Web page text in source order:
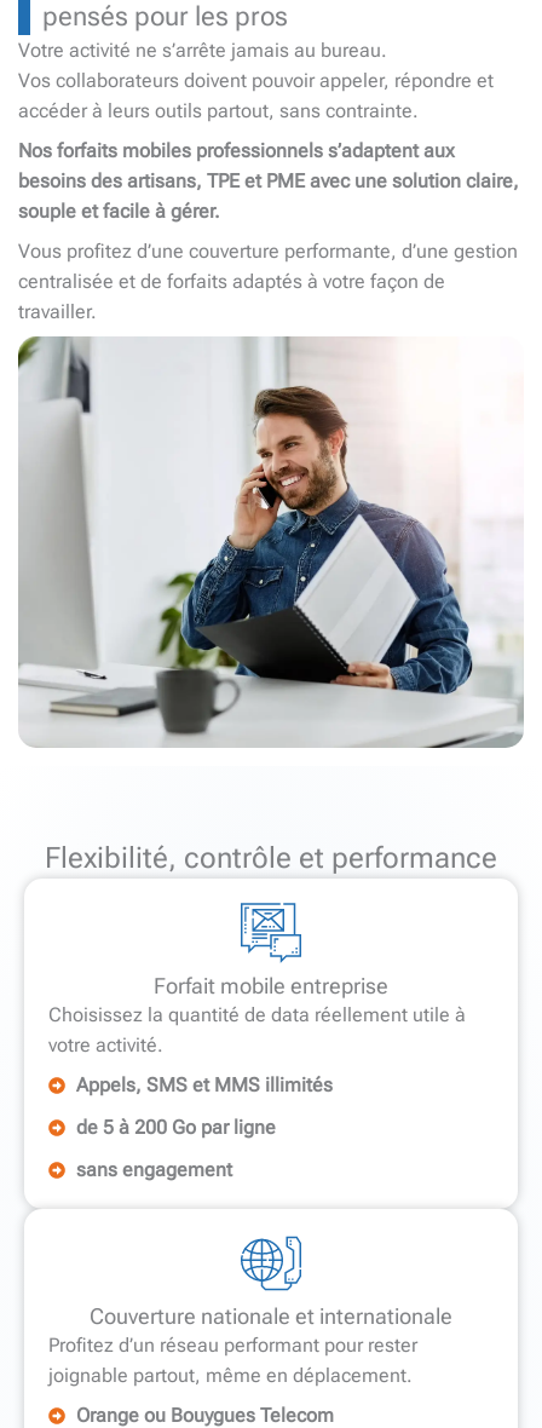
pensés pour les pros
Votre activité ne s’arrête jamais au bureau.
Vos collaborateurs doivent pouvoir appeler, répondre et
accéder à leurs outils partout, sans contrainte.
Nos forfaits mobiles professionnels s’adaptent aux
besoins des artisans, TPE et PME avec une solution claire,
souple et facile à gérer.
Vous profitez d’une couverture performante, d’une gestion
centralisée et de forfaits adaptés à votre façon de
travailler.
Flexibilité, contrôle et performance
Forfait mobile entreprise
Choisissez la quantité de data réellement utile à
votre activité.
Appels, SMS et MMS illimités
de 5 à 200 Go par ligne
sans engagement
Couverture nationale et internationale
Profitez d’un réseau performant pour rester
joignable partout, même en déplacement.
Orange ou Bouygues Telecom